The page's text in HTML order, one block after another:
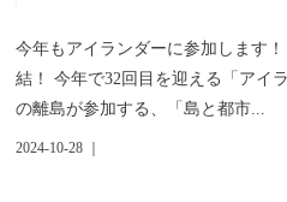
今年もアイランダーに参加します
結！ 今年で32回目を迎える「アイ
の離島が参加する、「島と都市...
2024-10-28 ｜